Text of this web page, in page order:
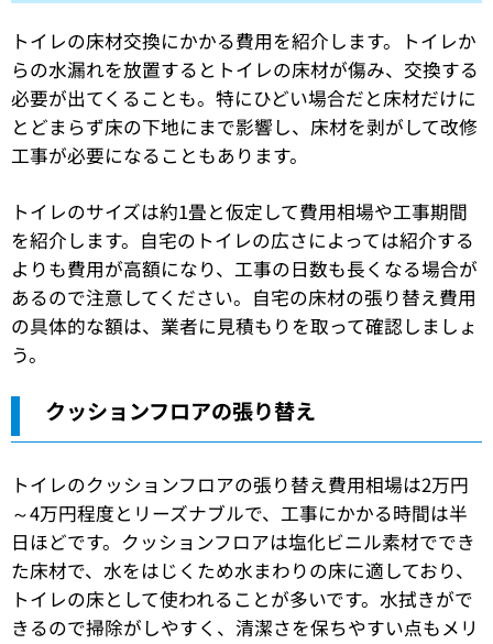
トイレの床材交換にかかる費用を紹介します。トイレか
らの水漏れを放置するとトイレの床材が傷み、交換する
必要が出てくることも。特にひどい場合だと床材だけに
とどまらず床の下地にまで影響し、床材を剥がして改修
工事が必要になることもあります。
トイレのサイズは約1畳と仮定して費用相場や工事期間
を紹介します。自宅のトイレの広さによっては紹介する
よりも費用が高額になり、工事の日数も長くなる場合が
あるので注意してください。自宅の床材の張り替え費用
の具体的な額は、業者に見積もりを取って確認しましょ
う。
クッションフロアの張り替え
トイレのクッションフロアの張り替え費用相場は2万円
～4万円程度とリーズナブルで、工事にかかる時間は半
日ほどです。クッションフロアは塩化ビニル素材ででき
た床材で、水をはじくため水まわりの床に適しており、
トイレの床として使われることが多いです。水拭きがで
きるので掃除がしやすく、清潔さを保ちやすい点もメリ